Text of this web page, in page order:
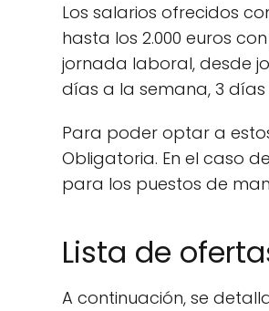
Los salarios ofrecidos
hasta los 2.000 euros
jornada laboral, desde
días a la semana, 3
Para poder optar a
Obligatoria. En el caso
para los puestos de
Lista de
A continuación, se